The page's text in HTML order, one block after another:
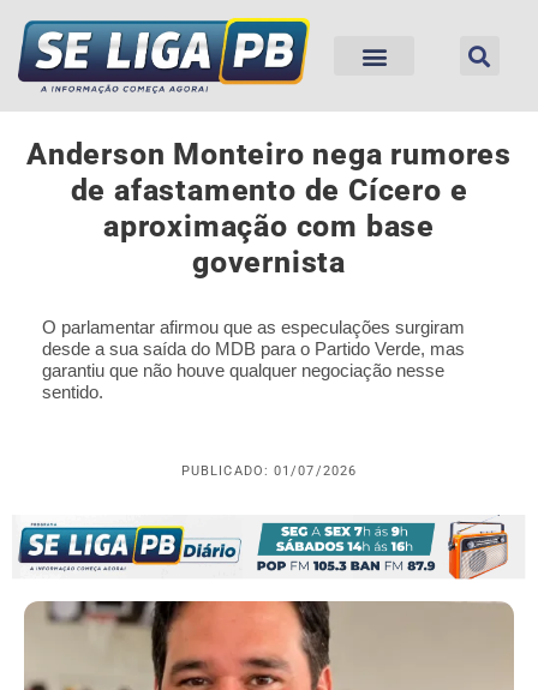
Anderson Monteiro nega rumores
de afastamento de Cícero e
aproximação com base
governista
O parlamentar afirmou que as especulações surgiram
desde a sua saída do MDB para o Partido Verde, mas
garantiu que não houve qualquer negociação nesse
sentido.
PUBLICADO: 01/07/2026